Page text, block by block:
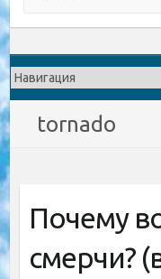
tornado
Почему
смерчи?